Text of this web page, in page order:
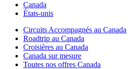
Canada
États-unis
Circuits Accompagnés au Canada
Roadtrip au Canada
Croisières au Canada
Canada sur mesure
Toutes nos offres Canada